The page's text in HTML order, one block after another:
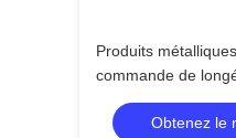
Produits
commande de
médical à hôpital
Obtenez le